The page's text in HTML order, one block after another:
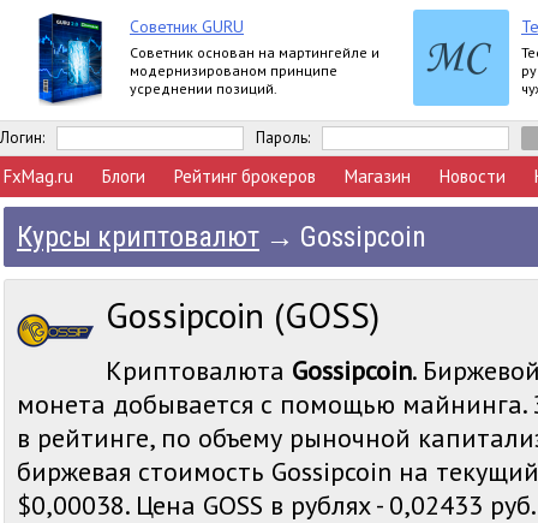
Советник GURU
Советник основан на мартингейле и
модернизированом принципе
усреднении позиций.
Логин: Пароль:
FxMag.ru Блоги Рейтинг брокеров Магазин Новости
Курсы криптовалют → Gossipcoin
Gossipcoin (GOSS)
Криптовалюта Gossipcoin.
монета добывается с помощью майнинга.
в рейтинге, по объему рыночной
биржевая стоимость Gossipcoin на
$0,00038. Цена GOSS в рублях - 0,02433 руб.